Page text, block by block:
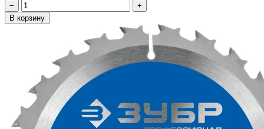
−
+
В корзину